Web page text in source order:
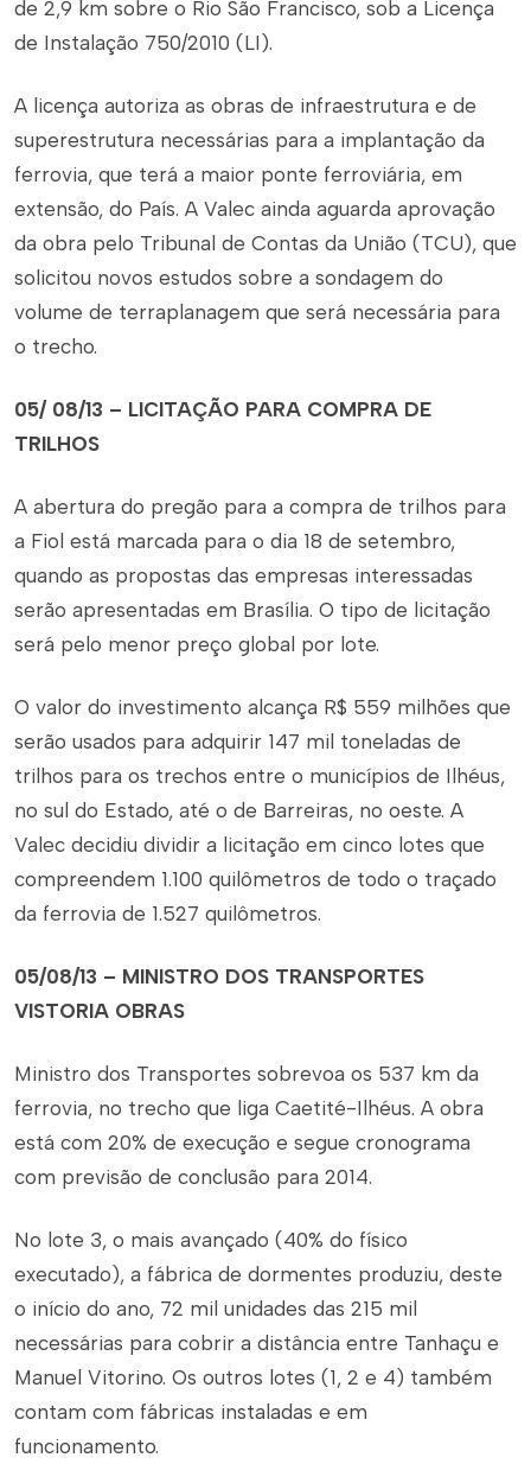
de 2,9 km sobre o Rio São Francisco, sob a Licença
de Instalação 750/2010 (LI).
A licença autoriza as obras de infraestrutura e de
superestrutura necessárias para a implantação da
ferrovia, que terá a maior ponte ferroviária, em
extensão, do País. A Valec ainda aguarda aprovação
da obra pelo Tribunal de Contas da União (TCU), que
solicitou novos estudos sobre a sondagem do
volume de terraplanagem que será necessária para
o trecho.
05/ 08/13 – LICITAÇÃO PARA COMPRA DE
TRILHOS
A abertura do pregão para a compra de trilhos para
a Fiol está marcada para o dia 18 de setembro,
quando as propostas das empresas interessadas
serão apresentadas em Brasília. O tipo de licitação
será pelo menor preço global por lote.
O valor do investimento alcança R$ 559 milhões que
serão usados para adquirir 147 mil toneladas de
trilhos para os trechos entre o municípios de Ilhéus,
no sul do Estado, até o de Barreiras, no oeste. A
Valec decidiu dividir a licitação em cinco lotes que
compreendem 1.100 quilômetros de todo o traçado
da ferrovia de 1.527 quilômetros.
05/08/13 – MINISTRO DOS TRANSPORTES
VISTORIA OBRAS
Ministro dos Transportes sobrevoa os 537 km da
ferrovia, no trecho que liga Caetité-Ilhéus. A obra
está com 20% de execução e segue cronograma
com previsão de conclusão para 2014.
No lote 3, o mais avançado (40% do físico
executado), a fábrica de dormentes produziu, deste
o início do ano, 72 mil unidades das 215 mil
necessárias para cobrir a distância entre Tanhaçu e
Manuel Vitorino. Os outros lotes (1, 2 e 4) também
contam com fábricas instaladas e em
funcionamento.